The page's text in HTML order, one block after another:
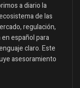
a diario la
de las
regulación,
español para
claro. Este
asesoramiento